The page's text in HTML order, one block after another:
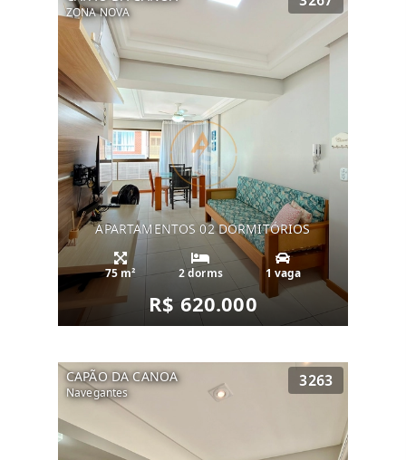
ZONA NOVA
APARTAMENTOS 02 DORMITÓRIOS
75 m² 2 dorms 1 vaga
R$ 620.000
CAPÃO DA CANOA
Navegantes
3263